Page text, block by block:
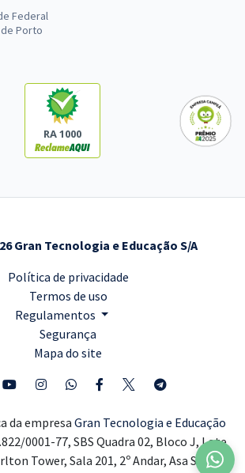
Federal
Porto
RA 1000
Gran Tecnologia e Educação S/A
Política de privacidade
Termos de uso
Regulamentos
Segurança
Mapa do site
da empresa Gran Tecnologia e Educação
0001-77, SBS Quadra 02, Bloco J, Lote
Tower, Sala 201, 2º Andar, Asa Sul,